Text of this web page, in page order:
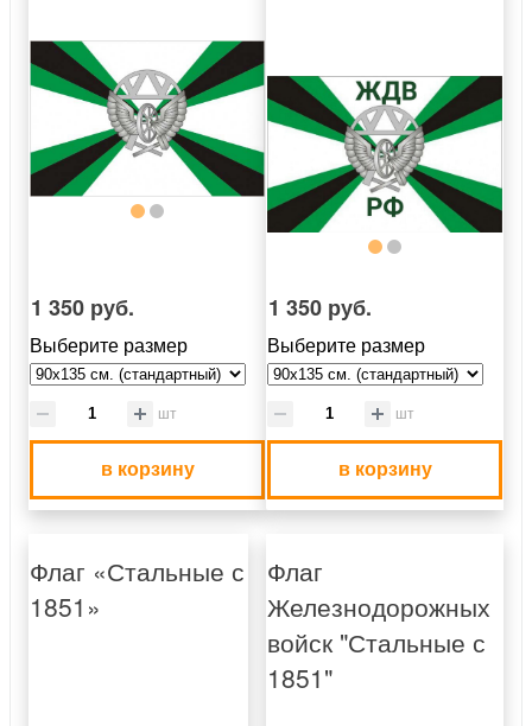
1 350 руб.
Выберите размер
шт
в корзину
1 350 руб.
Выберите размер
шт
в корзину
Флаг «Стальные с
1851»
Флаг
Железнодорожных
войск "Стальные с
1851"